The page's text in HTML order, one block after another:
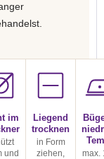
im
und
Liegend
trocknen
in Form
ziehen,
max.